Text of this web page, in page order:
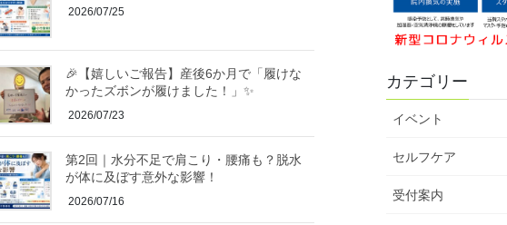
2026/07/25
🎉【嬉しいご報告】産後6か月で「履けな
かったズボンが履けました！」✨
2026/07/23
第2回｜水分不足で肩こり・腰痛も？脱水
が体に及ぼす意外な影響！
2026/07/16
カテゴリー
イベント
セルフケア
受付案内